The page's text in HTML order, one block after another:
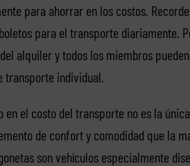
para ahorrar en los costos.
para el transporte diariamente.
alquiler y todos los miembros
individual.
en el costo del transporte no es la única
de confort y comodidad que la
son vehículos especialmente